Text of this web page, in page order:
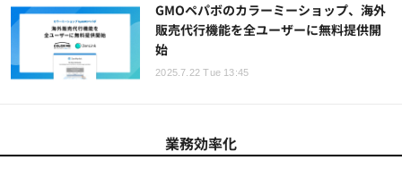
GMOペパボのカラーミーショップ、海外
販売代行機能を全ユーザーに無料提供開
始
2025.7.22 Tue 13:45
業務効率化